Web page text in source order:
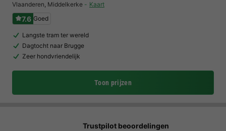
Vlaanderen, Middelkerke Kaart
7.6 Goed
Langste tram ter wereld
Dagtocht naar Brugge
Zeer hondvriendelijk
Toon prijzen
Trustpilot beoordelingen